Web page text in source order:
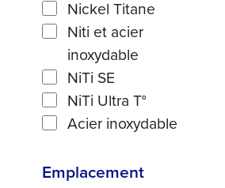
Nickel Titane
Niti et acier
inoxydable
NiTi SE
NiTi Ultra T°
Acier inoxydable
Emplacement